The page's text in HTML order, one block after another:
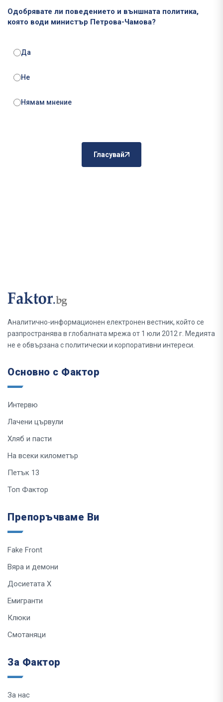
Одобрявате ли поведението и външната политика,
която води министър Петрова-Чамова?
Да
Не
Нямам мнение
Гласувай
Аналитично-информационен електронен вестник, който се
разпространява в глобалната мрежа от 1 юли 2012 г. Медията
не е обвързана с политически и корпоративни интереси.
Основно с Фактор
Интервю
Лачени цървули
Хляб и пасти
На всеки километър
Петък 13
Топ Фактор
Препоръчваме Ви
Fake Front
Вяра и демони
Досиетата Х
Емигранти
Клюки
Смотаняци
За Фактор
За нас